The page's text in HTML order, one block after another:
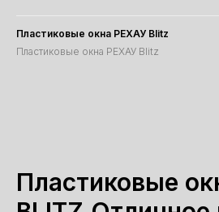
Пластиковые окна РЕХАУ Blitz
Пластиковые окна РЕХАУ Blitz
Пластиковые